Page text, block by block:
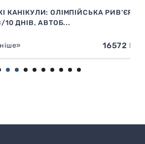
ОЛІМПІЙСЬКА РИВ'ЄРА
АВТОБ...
16572 ГРН